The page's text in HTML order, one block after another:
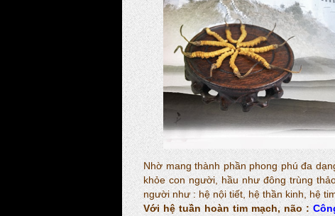
Nhờ mang thành phần phong phú đa
khỏe con người, hầu như đông trùng
người như : hệ nội tiết, hệ thần kinh, hệ
Với hệ tuần hoàn tim mạch, não :